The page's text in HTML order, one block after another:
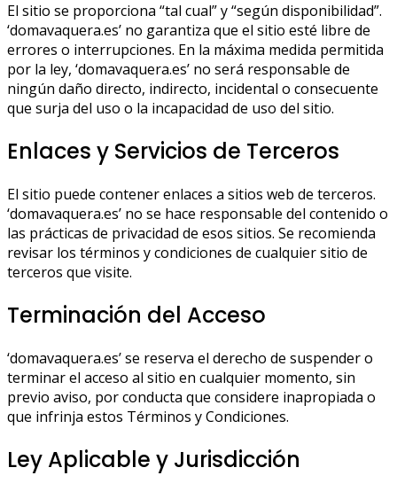
El sitio se proporciona “tal cual” y “según disponibilidad”.
‘domavaquera.es’ no garantiza que el sitio esté libre de
errores o interrupciones. En la máxima medida permitida
por la ley, ‘domavaquera.es’ no será responsable de
ningún daño directo, indirecto, incidental o consecuente
que surja del uso o la incapacidad de uso del sitio.
Enlaces y Servicios de Terceros
El sitio puede contener enlaces a sitios web de terceros.
‘domavaquera.es’ no se hace responsable del contenido o
las prácticas de privacidad de esos sitios. Se recomienda
revisar los términos y condiciones de cualquier sitio de
terceros que visite.
Terminación del Acceso
‘domavaquera.es’ se reserva el derecho de suspender o
terminar el acceso al sitio en cualquier momento, sin
previo aviso, por conducta que considere inapropiada o
que infrinja estos Términos y Condiciones.
Ley Aplicable y Jurisdicción